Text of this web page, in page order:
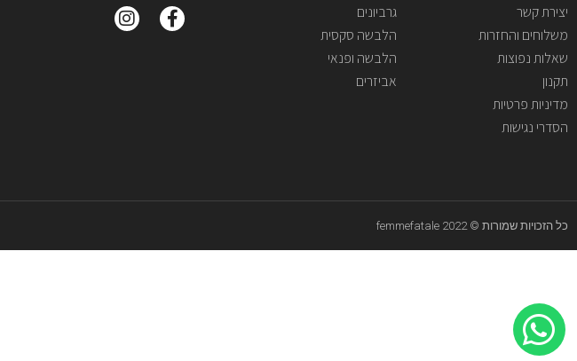
יצירת קשר
משלוחים והחזרות
שאלות נפוצות
תקנון
מדיניות פרטיות
הסדרי נגישות
גרביונים
הלבשה סקסית
הלבשה ופנאי
אביזרים
כל הזכויות שמורות © femmefatale 2022